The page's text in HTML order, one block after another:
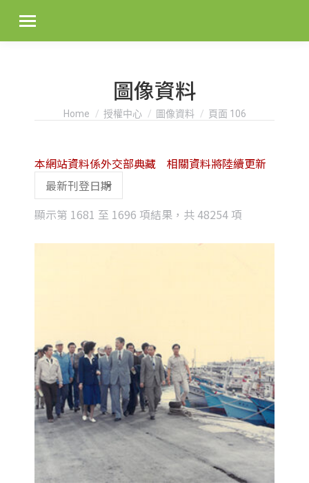
圖像資料
You are here:
Home 授權中心 圖像資料 頁面 106
顯示第 1681 至 1696 項結果，共 48254 項
latest
本網站資料係外交部典藏 相關資料將陸續更新